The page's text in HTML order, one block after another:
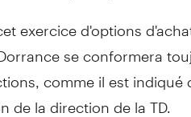
exercice d'options
se conformera
comme il est
de la direction de la TD.